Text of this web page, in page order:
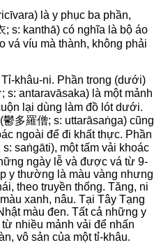
là y phục ba phần,
; s: kanthā) có nghĩa là bộ áo
vá víu mà thành, không phải
khâu-ni. Phần trong (dưới)
s: antaravāsaka) là một mảnh
lại dùng làm đồ lót dưới.
多羅僧; s: uttarāsaṅga) cũng
ngoài để đi khất thực. Phần
saṅgāti), một tấm vải khoác
ngày lễ và được vá từ 9-
y thường là màu vàng nhưng
theo truyền thống. Tăng, ni
xanh, nâu. Tại Tây Tạng
màu đen. Tất cả những y
nhiều mảnh vải để nhấn
vô sản của một tỉ-khâu.